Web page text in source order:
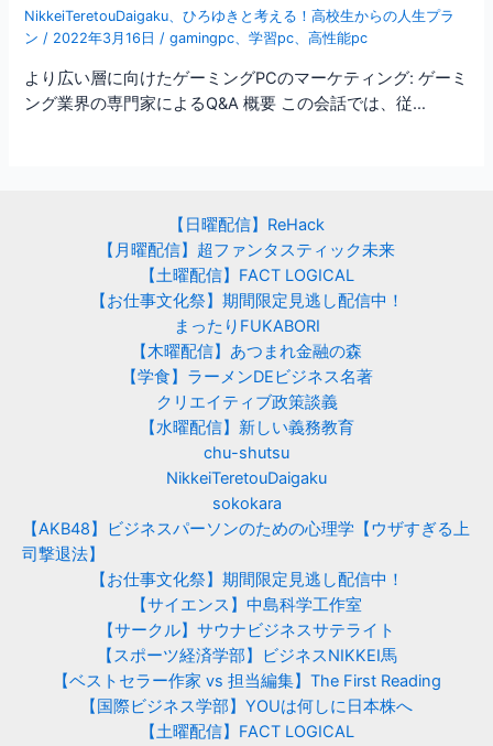
NikkeiTeretouDaigaku、ひろゆきと考える！高校生からの人生プラ
ン / 2022年3月16日 /gamingpc、学習pc、高性能pc
より広い層に向けたゲーミングPCのマーケティング: ゲーミ
ング業界の専門家によるQ&A 概要 この会話では、従…
【日曜配信】ReHack
【月曜配信】超ファンタスティック未来
【土曜配信】FACT LOGICAL
【お仕事文化祭】期間限定見逃し配信中！
まったりFUKABORI
【木曜配信】あつまれ金融の森
【学食】ラーメンDEビジネス名著
クリエイティブ政策談義
【水曜配信】新しい義務教育
chu-shutsu
NikkeiTeretouDaigaku
sokokara
【AKB48】ビジネスパーソンのための心理学【ウザすぎる上
司撃退法】
【お仕事文化祭】期間限定見逃し配信中！
【サイエンス】中島科学工作室
【サークル】サウナビジネスサテライト
【スポーツ経済学部】ビジネスNIKKEI馬
【ベストセラー作家 vs 担当編集】The First Reading
【国際ビジネス学部】YOUは何しに日本株へ
【土曜配信】FACT LOGICAL